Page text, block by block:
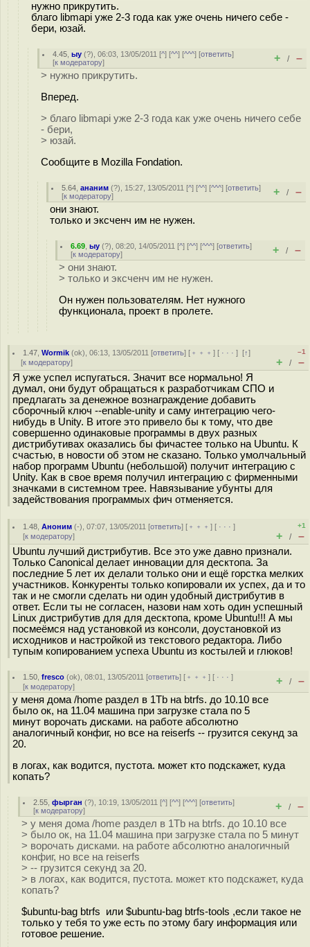
нужно прикрутить.
благо libmapi уже 2-3 года как уже очень ничего себе -
бери, юзай.
4.45 ,ыу (?), 06:03, 13/05/2011 [^] [^^] [^^^] [ответить]
[к модератору] + / –
> нужно прикрутить.
Вперед.
> благо libmapi уже 2-3 года как уже очень ничего себе
- бери,
> юзай.
Сообщите в Mozilla Fondation.
5.64 ,ананим (?), 15:27, 13/05/2011 [^] [^^] [^^^] [ответить]
[к модератору] + / –
они знают.
только и эксченч им не нужен.
6.69 ,ыу (?), 08:20, 14/05/2011 [^] [^^] [^^^] [ответить]
[к модератору] + / –
> они знают.
> только и эксченч им не нужен.
Он нужен пользователям. Нет нужного
функционала, проект в пролете.
1.47 ,Wormik (ok), 06:13, 13/05/2011 [ответить] [ ﹢﹢﹢] [ · · ·][↑]
[к модератору]
–1
+ / –
Я уже успел испугаться. Значит все нормально! Я
думал, они будут обращаться к разработчикам СПО и
предлагать за денежное вознаграждение добавить
сборочный ключ --enable-unity и саму интеграцию чего-
нибудь в Unity. В итоге это привело бы к тому, что две
совершенно одинаковые программы в двух разных
дистрибутивах оказались бы фичастее только на Ubuntu. К
счастью, в новости об этом не сказано. Только умолчальный
набор программ Ubuntu (небольшой) получит интеграцию с
Unity. Как в свое время получил интеграцию с фирменными
значками в системном трее. Навязывание убунты для
задействования программых фич отменяется.
1.48 ,Аноним (-), 07:07, 13/05/2011 [ответить] [ ﹢﹢﹢] [ · · ·]
[к модератору]
+1
+ / –
Ubuntu лучший дистрибутив. Все это уже давно признали.
Только Canonical делает инновации для десктопа. За
последние 5 лет их делали только они и ещё горстка мелких
участников. Конкуренты только копировали их успех, да и то
так и не смогли сделать ни один удобный дистрибутив в
ответ. Если ты не согласен, назови нам хоть один успешный
Linux дистрибутив для для десктопа, кроме Ubuntu!!! А мы
посмеёмся над установкой из консоли, доустановкой из
исходников и настройкой из текстового редактора. Либо
тупым копированием успеха Ubuntu из костылей и глюков!
1.50 ,fresco (ok), 08:01, 13/05/2011 [ответить] [ ﹢﹢﹢] [ · · ·]
[к модератору] + / –
у меня дома /home раздел в 1Tb на btrfs. до 10.10 все
было ок, на 11.04 машина при загрузке стала по 5
минут ворочать дисками. на работе абсолютно
аналогичный конфиг, но все на reiserfs -- грузится секунд за
20.
в логах, как водится, пустота. может кто подскажет, куда
копать?
2.55 ,фырган (?), 10:19, 13/05/2011 [^] [^^] [^^^] [ответить]
[к модератору] + / –
> у меня дома /home раздел в 1Tb на btrfs. до 10.10 все
> было ок, на 11.04 машина при загрузке стала по 5 минут
> ворочать дисками. на работе абсолютно аналогичный
конфиг, но все на reiserfs
> -- грузится секунд за 20.
> в логах, как водится, пустота. может кто подскажет, куда
копать?
$ubuntu-bag btrfs или $ubuntu-bag btrfs-tools ,если такое не
только у тебя то уже есть по этому багу информация или
готовое решение.